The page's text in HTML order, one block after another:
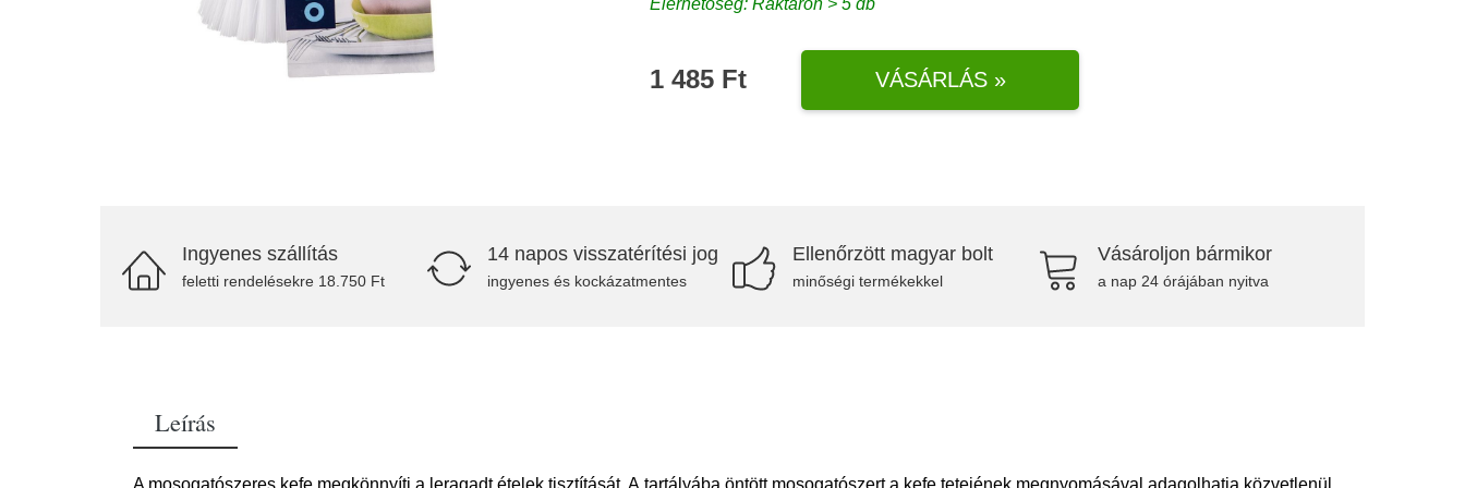
Elérhetőség: Raktáron > 5 db
1 485 Ft VÁSÁRLÁS »
Ingyenes szállítás
feletti rendelésekre 18.750 Ft
14 napos visszatérítési jog
ingyenes és kockázatmentes
Ellenőrzött magyar bolt
minőségi termékekkel
Vásároljon bármikor
a nap 24 órájában nyitva
Leírás
A mosogatószeres kefe megkönnyíti a leragadt ételek tisztítását. A tartályába öntött mosogatószert a kefe tetejének megnyomásával adagolhatja közvetlenül